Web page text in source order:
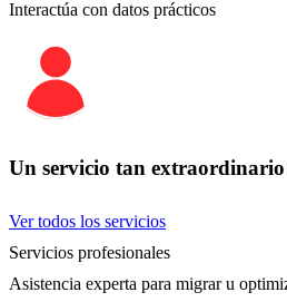
Interactúa con datos prácticos
Un servicio tan extraordinario
Ver todos los servicios
Servicios profesionales
Asistencia experta para migrar u